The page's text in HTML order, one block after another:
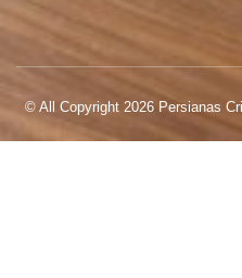
© All Copyright 2026 Persianas